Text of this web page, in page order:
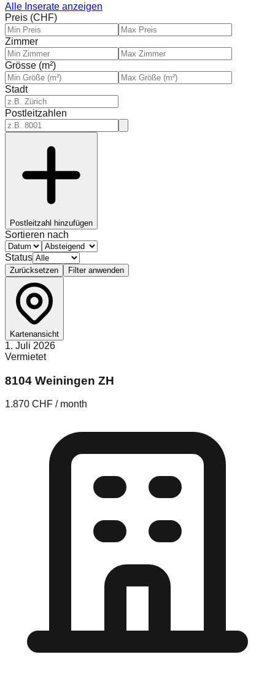
Alle Inserate anzeigen
Preis (CHF)
Zimmer
Grösse (m²)
Stadt
Postleitzahlen
Postleitzahl hinzufügen
Sortieren nach
Status
Zurücksetzen Filter anwenden
Kartenansicht
1. Juli 2026
Vermietet
8104 Weiningen ZH
1.870 CHF / month